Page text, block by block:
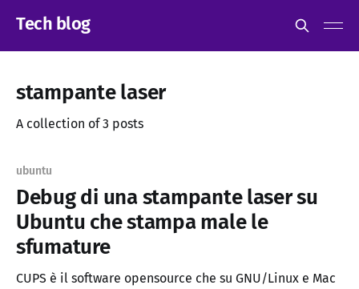
Tech blog
stampante laser
A collection of 3 posts
ubuntu
Debug di una stampante laser su
Ubuntu che stampa male le
sfumature
CUPS è il software opensource che su GNU/Linux e Mac